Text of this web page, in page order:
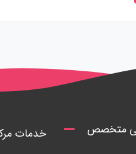
متخصص خدمات